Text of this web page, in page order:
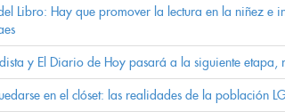
Libro: Hay que promover la lectura en la niñez e
y El Diario de Hoy pasará a la siguiente etapa,
en el clóset: las realidades de la población